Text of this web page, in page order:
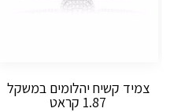
צמיד קשיח יהלומים במשקל
1.87 קראט